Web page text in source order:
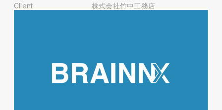
Client 株式会社竹中工務店